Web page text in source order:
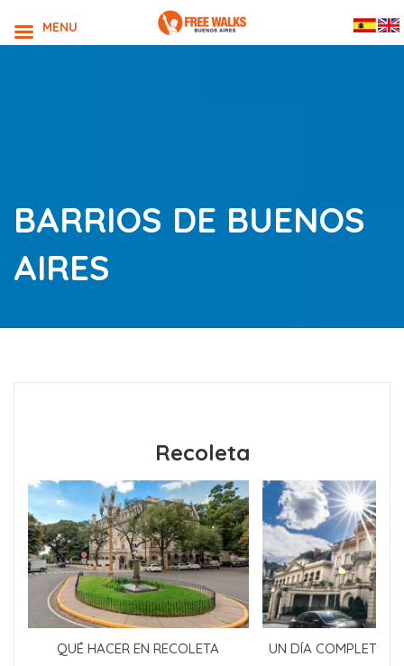
BARRIOS DE BUENOS
AIRES
Recoleta
QUÉ HACER EN RECOLETA UN DÍA COMPLETO
MENU